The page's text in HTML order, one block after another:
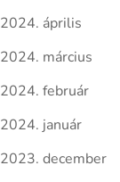
2024. április
2024. március
2024. február
2024. január
2023. december